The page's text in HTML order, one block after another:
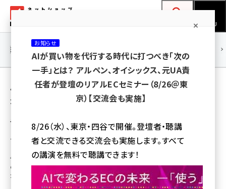
ン
ネットショップ担当者フォーラム
MENU
yahoo (1901)
楽天 (1871)
連載・特集 |
用語「テクニウム」 が使われている記事の一覧
全 1 記事中 1 ～ 1 を表示中
テクニウムがDMG森精機ユーザー向けのク
ローズ型BtoB-ECサイトを新規構築、プラット
フォームに「ecbeing」を採用
テクニウムが採用したECサイト構築プラットフォーム「ecbeing」は、1999年
のサービス販売開始。大手や中堅企業を中心に1600サイト以上の導入実績
がある
お知らせ
AIが買い物を代行する時代に打つべき「次の
一手」とは？ アルペン、オイシックス、元UA責
任者が登壇のリアルECセミナー（8/26＠東
京）【交流会も実施】
8/26（水）、東京・四谷で開催。登壇者・聴講
者と交流できる交流会も実施します。すべて
の講演を無料で聴講できます！